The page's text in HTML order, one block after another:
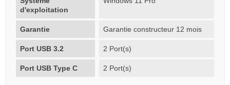
d'exploitation
Garantie Garantie constructeur 12 mois
Port USB 3.2 2 Port(s)
Port USB Type C 2 Port(s)